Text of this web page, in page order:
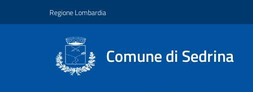
Regione Lombardia
Comune di Sedrina